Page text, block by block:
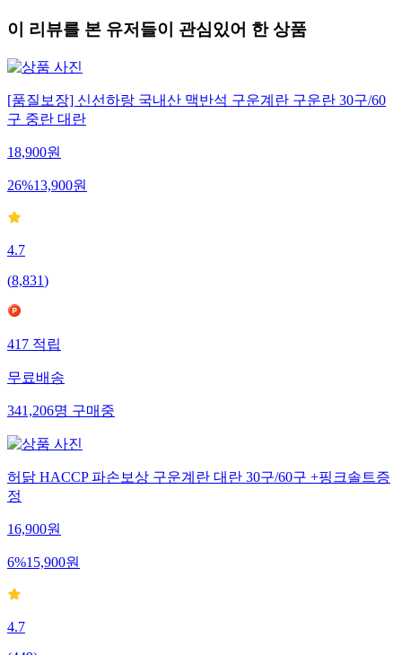
이 리뷰를 본 유저들이 관심있어 한 상품
[품질보장] 신선하랑 국내산 맥반석 구운계란 구운란 30구/60
구 중란 대란
18,900원
26%13,900원
4.7
(8,831)
417 적립
무료배송
341,206명 구매중
허닭 HACCP 파손보상 구운계란 대란 30구/60구 +핑크솔트증
정
16,900원
6%15,900원
4.7